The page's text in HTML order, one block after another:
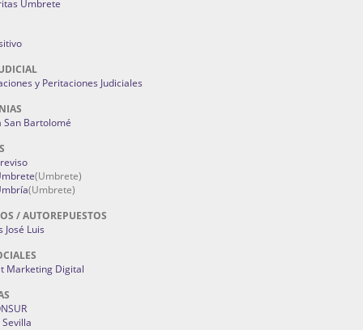
Umbrete
y Peritaciones Judiciales
San Bartolomé
(Umbrete)
(Umbrete)
/ AUTOREPUESTOS
José Luis
Marketing Digital